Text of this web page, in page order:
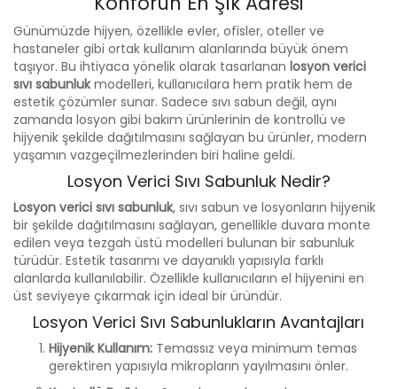
Günümüzde hijyen, özellikle evler, ofisler, oteller ve
hastaneler gibi ortak kullanım alanlarında büyük önem
taşıyor. Bu ihtiyaca yönelik olarak tasarlanan losyon verici
sıvı sabunlukmodelleri, kullanıcılara hem pratik hem de
estetik çözümler sunar. Sadece sıvı sabun değil, aynı
zamanda losyon gibi bakım ürünlerinin de kontrollü ve
hijyenik şekilde dağıtılmasını sağlayan bu ürünler, modern
yaşamın vazgeçilmezlerinden biri haline geldi.
Losyon Verici Sıvı Sabunluk Nedir?
Losyon verici sıvı sabunluk, sıvı sabun ve losyonların hijyenik
bir şekilde dağıtılmasını sağlayan, genellikle duvara monte
edilen veya tezgah üstü modelleri bulunan bir sabunluk
türüdür. Estetik tasarımı ve dayanıklı yapısıyla farklı
alanlarda kullanılabilir. Özellikle kullanıcıların el hijyenini en
üst seviyeye çıkarmak için ideal bir üründür.
Losyon Verici Sıvı Sabunlukların Avantajları
Hijyenik Kullanım: Temassız veya minimum temas
gerektiren yapısıyla mikropların yayılmasını önler.